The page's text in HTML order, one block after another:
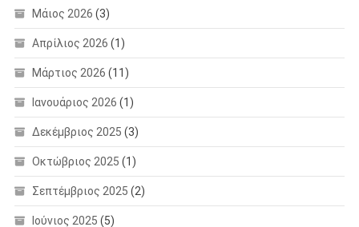
Μάιος 2026 (3)
Απρίλιος 2026 (1)
Μάρτιος 2026 (11)
Ιανουάριος 2026 (1)
Δεκέμβριος 2025 (3)
Οκτώβριος 2025 (1)
Σεπτέμβριος 2025 (2)
Ιούνιος 2025 (5)